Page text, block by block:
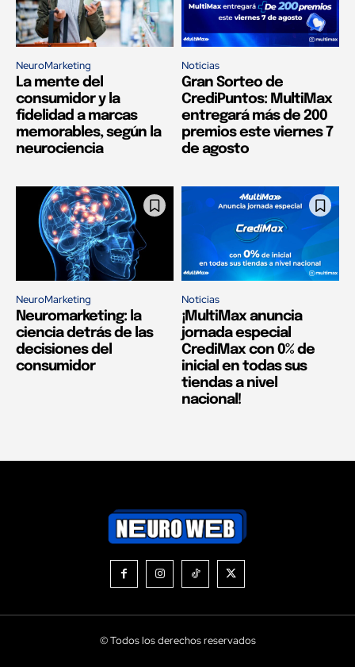
NeuroMarketing
La mente del
consumidor y la
fidelidad a marcas
memorables, según la
neurociencia
Noticias
Gran Sorteo de
CrediPuntos: MultiMax
entregará más de 200
premios este viernes 7
de agosto
NeuroMarketing
Neuromarketing: la
ciencia detrás de las
decisiones del
consumidor
Noticias
¡MultiMax anuncia
jornada especial
CrediMax con 0% de
inicial en todas sus
tiendas a nivel
nacional!
© Todos los derechos reservados